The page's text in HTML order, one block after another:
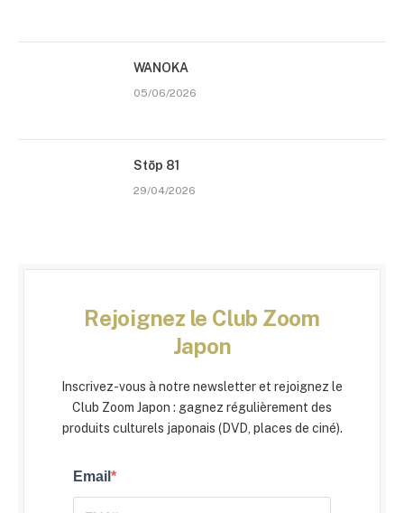
WANOKA
05/06/2026
Stōp 81
29/04/2026
Rejoignez le Club Zoom
Japon
Inscrivez-vous à notre newsletter et rejoignez le
Club Zoom Japon : gagnez régulièrement des
produits culturels japonais (DVD, places de ciné).
Email